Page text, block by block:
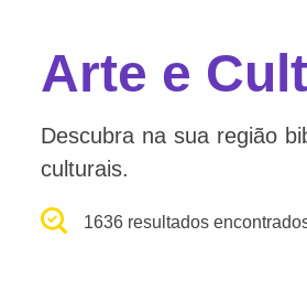
Arte e
Descubra na sua região
culturais.
1636 resultados